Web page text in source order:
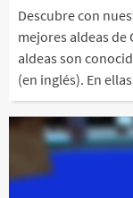
Descubre con
mejores aldeas de
aldeas son
(en inglés). En